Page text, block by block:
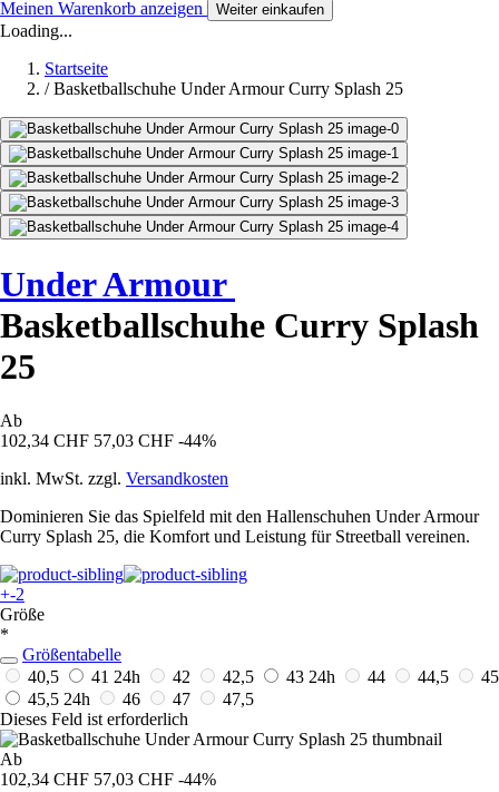
Meinen Warenkorb anzeigen Weiter einkaufen
Loading...
Startseite
/ Basketballschuhe Under Armour Curry Splash 25
Under Armour
Basketballschuhe Curry Splash
25
Ab
102,34 CHF 57,03 CHF -44%
inkl. MwSt. zzgl. Versandkosten
Dominieren Sie das Spielfeld mit den Hallenschuhen Under Armour
Curry Splash 25, die Komfort und Leistung für Streetball vereinen.
+-2
Größe
*
Größentabelle
40,5
41 24h 42 42,5 43 24h 44 44,5
45
45,5 24h 46 47
47,5
Dieses Feld ist erforderlich
Ab
102,34 CHF 57,03 CHF -44%